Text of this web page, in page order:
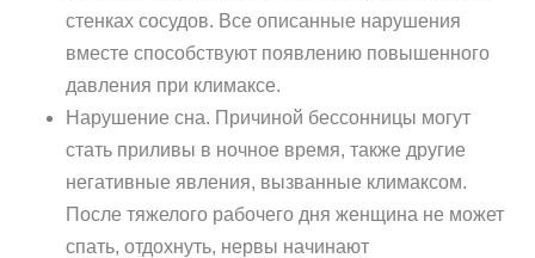
стенках сосудов. Все описанные нарушения
вместе способствуют появлению повышенного
давления при климаксе.
Нарушение сна. Причиной бессонницы могут
стать приливы в ночное время, также другие
негативные явления, вызванные климаксом.
После тяжелого рабочего дня женщина не может
спать, отдохнуть, нервы начинают